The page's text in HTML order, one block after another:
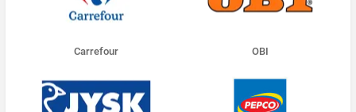
Carrefour OBI